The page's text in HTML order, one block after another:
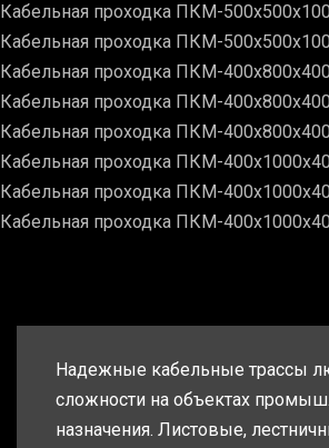
Кабельная проходка ПКМ-
Кабельная проходка ПКМ-
Кабельная проходка ПКМ-
Кабельная проходка ПКМ-
Кабельная проходка ПКМ-
Кабельная проходка ПКМ-
Кабельная проходка ПКМ-
Кабельная проходка ПКМ-
Надежные кабельные трассы
сложности на объектах
назначения. Листовые,